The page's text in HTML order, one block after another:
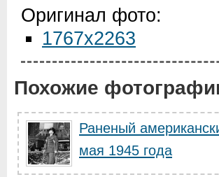
Оригинал фото:
1767x2263
Похожие
Раненый
мая 1945 года